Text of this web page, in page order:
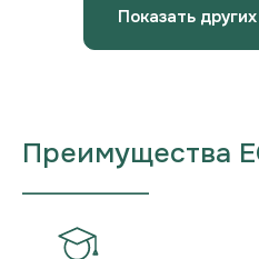
Показать
Преимущества
___________________